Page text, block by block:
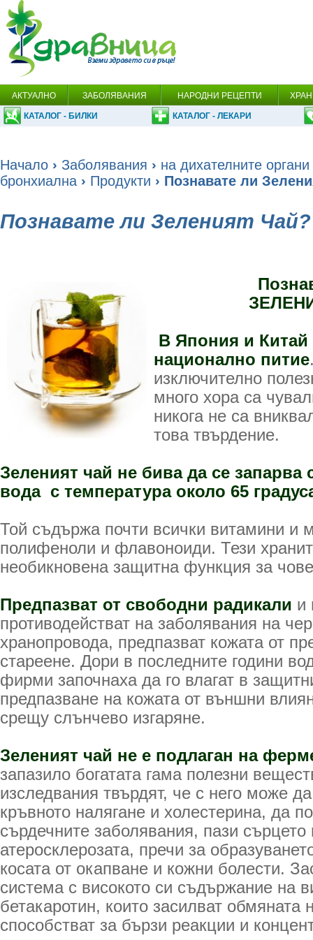
АКТУАЛНО ЗАБОЛЯВАНИЯ НАРОДНИ РЕЦЕПТИ
КАТАЛОГ - БИЛКИ КАТАЛОГ - ЛЕКАРИ
Начало › Заболявания › на дихателните
бронхиална › Продукти › Познавате ли
Познавате ли Зеленият Чай?
В Япония и Китай
национално питие
изключително
много хора са
никога не са
това твърдение.
Зеленият чай не бива да се запарва
вода с температура около 65
Той съдържа почти всички витамини и
полифеноли и флавоноиди. Тези
необикновена защитна функция за
Предпазват от свободни радикали и
противодействат на заболявания на
хранопровода, предпазват кожата от
стареене. Дори в последните години
фирми започнаха да го влагат в
предпазване на кожата от външни
срещу слънчево изгаряне.
Зеленият чай не е подлаган на
запазило богатата гама полезни
изследвания твърдят, че с него може
кръвното налягане и холестерина, да
сърдечните заболявания, пази сърцето
атеросклерозата, пречи за
косата от окапване и кожни болести.
система с високото си съдържание на
бетакаротин, които засилват обмяната
способстват за бързи реакции и